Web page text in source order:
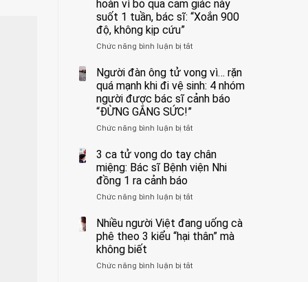
hoàn vì bỏ qua cảm giác này
suốt 1 tuần, bác sĩ: “Xoắn 900
độ, không kịp cứu”
Chức năng bình luận bị tắtở
trai
11
tuổi
phải
bỏ
hoàn
vì
bỏ
cảm
này
suốt
bác
Người đàn ông tử vong vì… rặn
quá mạnh khi đi vệ sinh: 4 nhóm
người được bác sĩ cảnh báo
“ĐỪNG GẮNG SỨC!”
Chức năng bình luận bị tắtở
đàn
ông
vì…
quá
mạnh
vệ
3 ca tử vong do tay chân
miệng: Bác sĩ Bệnh viện Nhi
đồng 1 ra cảnh báo
Chức năng bình luận bị tắtở
ca
tử
tay
Nhiều người Việt đang uống cà
phê theo 3 kiểu “hại thân” mà
không biết
Chức năng bình luận bị tắtở